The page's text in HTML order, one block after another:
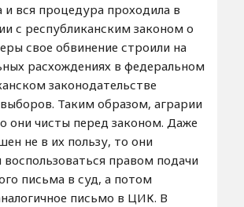
и вся процедура проходила в
с республиканским законом о
свое обвинение строили на
расхождениях в федеральном
законодательстве
Таким образом, аграрии
они чисты перед законом. Даже
не в их пользу, то они
правом подачи
письма в суд, а потом
письмо в ЦИК. В